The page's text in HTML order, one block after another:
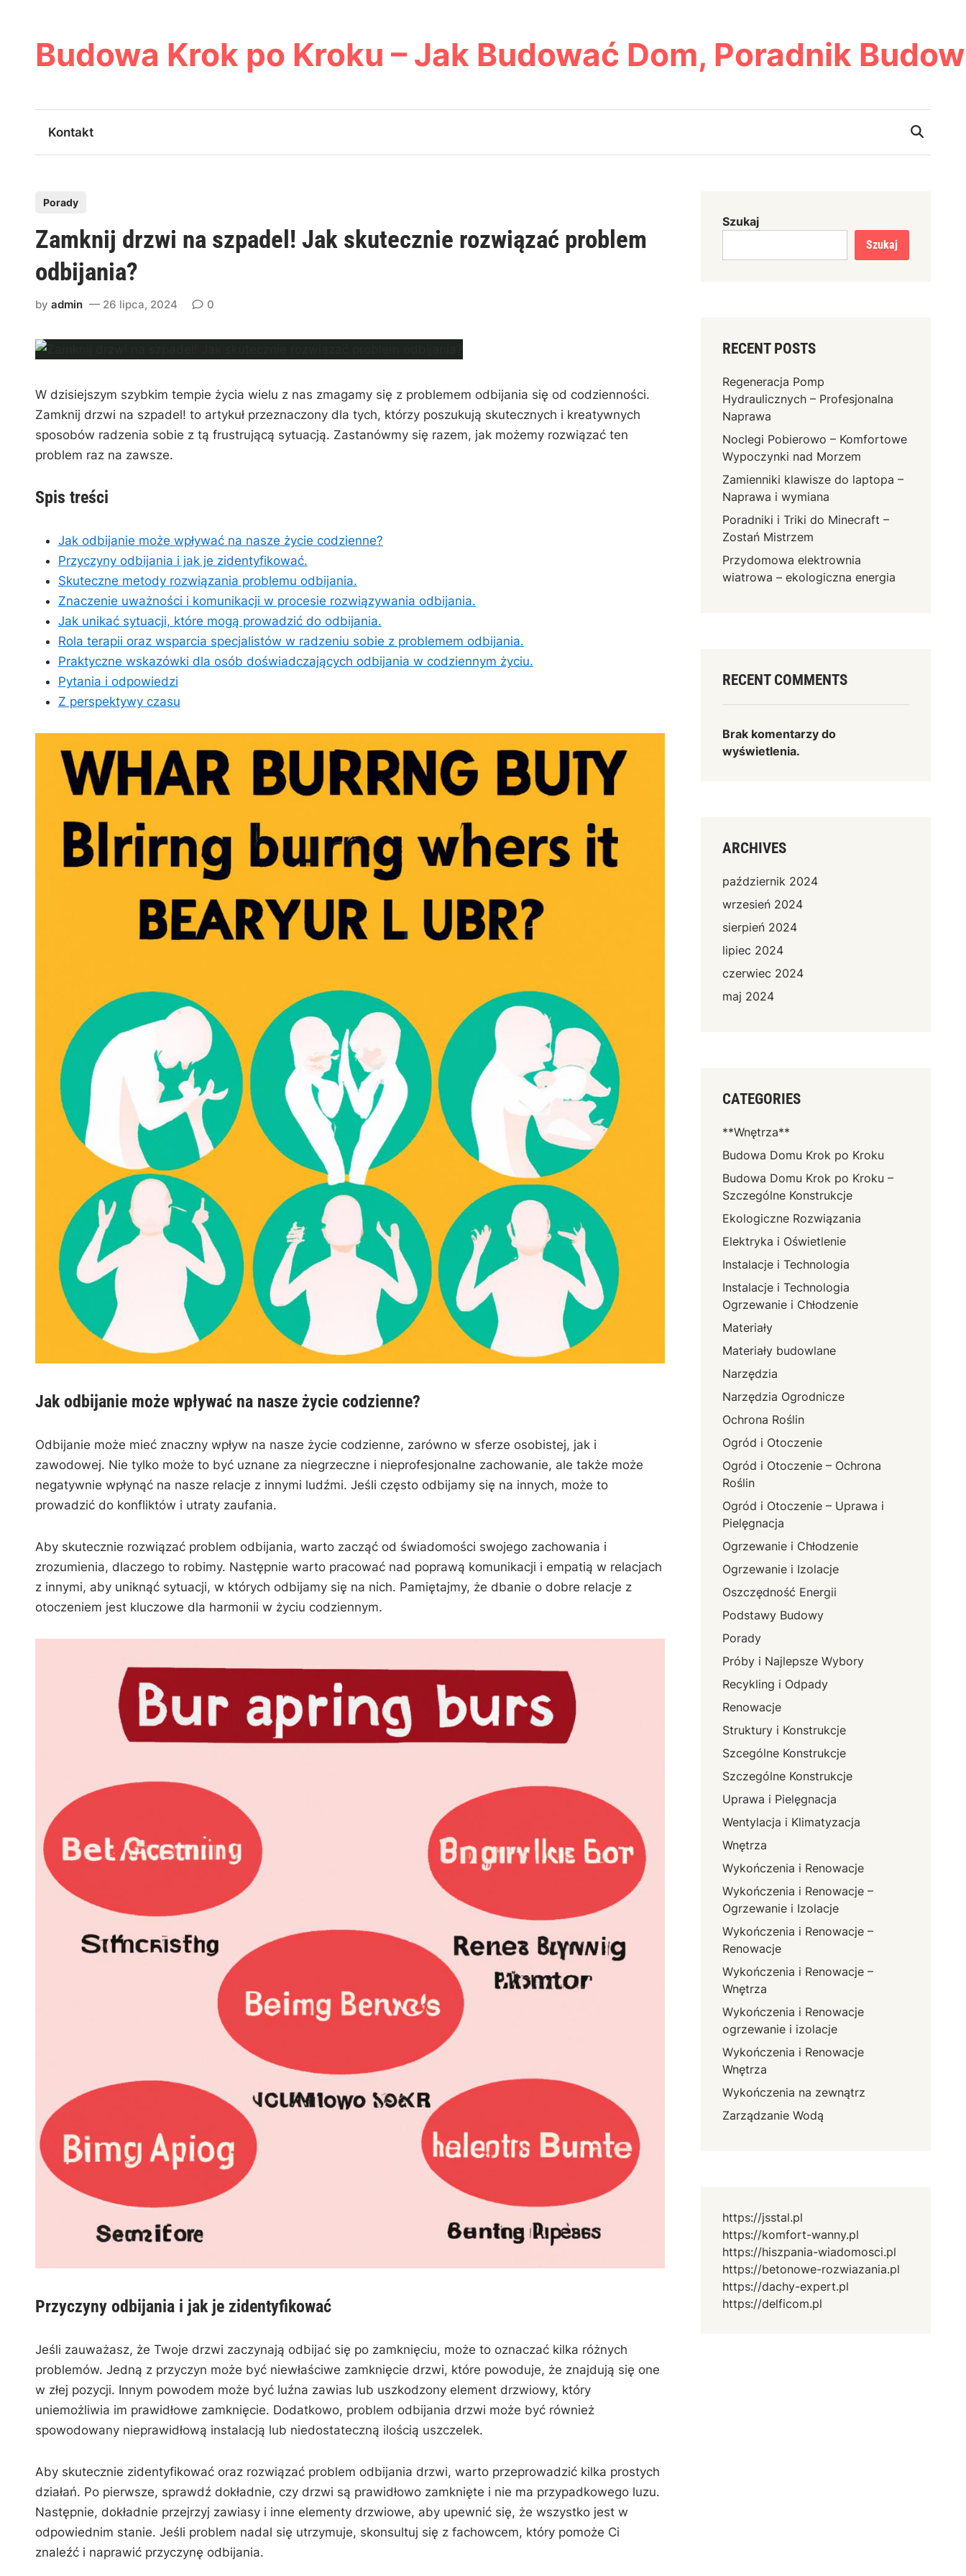
contentBudowa Krok po Kroku – Jak Budować Dom, Poradnik
Kontakt
s
e
d
n
Porady
Zamknij drzwi na szpadel! Jak skutecznie rozwiązać problem
odbijania?
by admin 26 lipca, 2024 0
W dzisiejszym szybkim‌ tempie życia ‌wielu z nas ⁣zmagamy⁣ się⁣ z problemem odbijania się od codzienności.⁣
Zamknij ⁣drzwi na szpadel! to artykuł przeznaczony dla tych, którzy poszukują skutecznych i kreatywnych
sposobów ‍radzenia ⁤sobie‍ z tą frustrującą sytuacją. Zastanówmy się razem, ‌jak⁣ możemy ⁤rozwiązać ten
problem raz na zawsze.
Spis ‌treści
Jak odbijanie może ‍wpływać na nasze życie codzienne?
Przyczyny⁣ odbijania i jak je​ zidentyfikować.
Skuteczne ⁤metody rozwiązania problemu odbijania.
Znaczenie uważności i komunikacji w procesie rozwiązywania odbijania.
Jak unikać‌ sytuacji, które mogą prowadzić do odbijania.
Rola terapii oraz wsparcia ‍specjalistów ‌w ​radzeniu sobie z‌ problemem odbijania.
Praktyczne wskazówki dla osób doświadczających odbijania w codziennym życiu.
Pytania i odpowiedzi
Z‍ perspektywy czasu
Jak odbijanie może wpływać na ⁢nasze życie codzienne?
Odbijanie może mieć znaczny wpływ na nasze życie‍ codzienne,⁣ zarówno w sferze osobistej, jak i‌
zawodowej. Nie tylko może to być ​uznane za niegrzeczne i nieprofesjonalne zachowanie, ale także może
negatywnie wpłynąć na nasze⁣ relacje ⁣z innymi ludźmi. Jeśli często⁣ odbijamy się na‍ innych, może to
prowadzić do konfliktów i utraty ⁤zaufania.
Aby skutecznie ⁤rozwiązać problem ⁤odbijania, warto zacząć od ‌świadomości swojego⁣ zachowania i‌
zrozumienia, dlaczego to robimy.‍ Następnie warto pracować nad poprawą komunikacji⁢ i empatią ⁣w relacjach
z ⁤innymi, aby ⁣uniknąć sytuacji,‌ w których odbijamy się⁣ na nich. ⁣Pamiętajmy, że dbanie⁤ o dobre ‍relacje z
otoczeniem⁣ jest⁣ kluczowe dla harmonii w życiu codziennym.
Przyczyny odbijania i jak je zidentyfikować
Jeśli‌ zauważasz,⁤ że Twoje drzwi‌ zaczynają ‌odbijać się‍ po zamknięciu, może to oznaczać kilka różnych
problemów. Jedną z przyczyn⁣ może być⁢ niewłaściwe zamknięcie drzwi, które powoduje, że znajdują się one
w złej pozycji. Innym powodem‌ może być ⁣luźna zawias lub uszkodzony​ element drzwiowy, który
uniemożliwia im prawidłowe zamknięcie. ⁣Dodatkowo, ‍problem ​odbijania drzwi może‌ być również
spowodowany nieprawidłową instalacją lub niedostateczną ilością uszczelek.
Aby skutecznie zidentyfikować oraz rozwiązać problem⁣ odbijania⁤ drzwi, warto przeprowadzić ‌kilka prostych
⁢działań. Po pierwsze, sprawdź‌ dokładnie, czy drzwi są prawidłowo zamknięte i nie ma przypadkowego luzu.
Następnie, dokładnie⁣ przejrzyj zawiasy i inne elementy drzwiowe, aby ‌upewnić⁤ się, że ⁤wszystko jest w
odpowiednim stanie. Jeśli ‌problem nadal się utrzymuje, skonsultuj się z fachowcem, który pomoże Ci⁣
znaleźć i ⁤naprawić przyczynę odbijania.
Szukaj
Szukaj
RECENT POSTS
Regeneracja Pomp
Hydraulicznych – Profesjonalna
Naprawa
Noclegi Pobierowo – Komfortowe
Wypoczynki nad Morzem
Zamienniki klawisze do laptopa –
Naprawa i wymiana
Poradniki i Triki do Minecraft –
Zostań Mistrzem
Przydomowa elektrownia
wiatrowa – ekologiczna energia
RECENT COMMENTS
Brak komentarzy do
wyświetlenia.
ARCHIVES
październik 2024
wrzesień 2024
sierpień 2024
lipiec 2024
czerwiec 2024
maj 2024
CATEGORIES
**Wnętrza**
Budowa Domu Krok po Kroku
Budowa Domu Krok po Kroku –
Szczególne Konstrukcje
Ekologiczne Rozwiązania
Elektryka i Oświetlenie
Instalacje i Technologia
Instalacje i Technologia
Ogrzewanie i Chłodzenie
Materiały
Materiały budowlane
Narzędzia
Narzędzia Ogrodnicze
Ochrona Roślin
Ogród i Otoczenie
Ogród i Otoczenie – Ochrona
Roślin
Ogród i Otoczenie – Uprawa i
Pielęgnacja
Ogrzewanie i Chłodzenie
Ogrzewanie i Izolacje
Oszczędność Energii
Podstawy Budowy
Porady
Próby i Najlepsze Wybory
Recykling i Odpady
Renowacje
Struktury i Konstrukcje
Szcególne Konstrukcje
Szczególne Konstrukcje
Uprawa i Pielęgnacja
Wentylacja i Klimatyzacja
Wnętrza
Wykończenia i Renowacje
Wykończenia i Renowacje –
Ogrzewanie i Izolacje
Wykończenia i Renowacje –
Renowacje
Wykończenia i Renowacje –
Wnętrza
Wykończenia i Renowacje
ogrzewanie i izolacje
Wykończenia i Renowacje
Wnętrza
Wykończenia na zewnątrz
Zarządzanie Wodą
https://jsstal.pl
https://komfort-wanny.pl
https://hiszpania-wiadomosci.pl
https://betonowe-rozwiazania.pl
https://dachy-expert.pl
https://delficom.pl